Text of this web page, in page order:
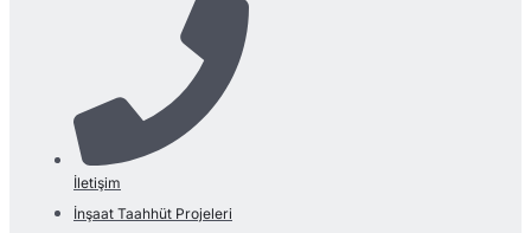
İletişim
İnşaat Taahhüt Projeleri